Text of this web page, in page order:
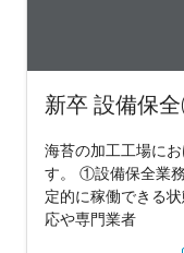
新卒 設備保
海苔の加工工場に
す。 ①設備保全業
定的に稼働できる
応や専門業者